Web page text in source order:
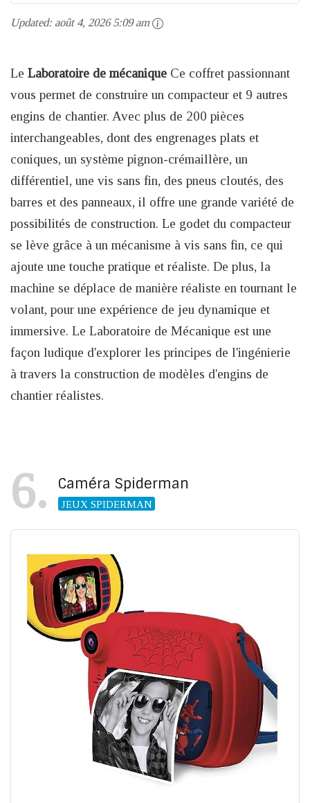
Updated: août 4, 2026 5:09 am
Le Laboratoire de mécanique Ce coffret passionnant
vous permet de construire un compacteur et 9 autres
engins de chantier. Avec plus de 200 pièces
interchangeables, dont des engrenages plats et
coniques, un système pignon-crémaillère, un
différentiel, une vis sans fin, des pneus cloutés, des
barres et des panneaux, il offre une grande variété de
possibilités de construction. Le godet du compacteur
se lève grâce à un mécanisme à vis sans fin, ce qui
ajoute une touche pratique et réaliste. De plus, la
machine se déplace de manière réaliste en tournant le
volant, pour une expérience de jeu dynamique et
immersive. Le Laboratoire de Mécanique est une
façon ludique d'explorer les principes de l'ingénierie
à travers la construction de modèles d'engins de
chantier réalistes.
6 Caméra Spiderman
JEUX SPIDERMAN